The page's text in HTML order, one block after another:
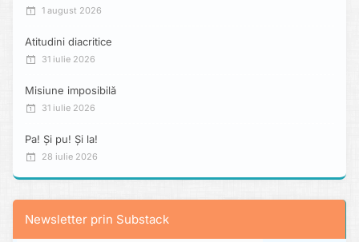
1 august 2026
Atitudini diacritice
31 iulie 2026
Misiune imposibilă
31 iulie 2026
Pa! Și pu! Și la!
28 iulie 2026
Newsletter prin Substack